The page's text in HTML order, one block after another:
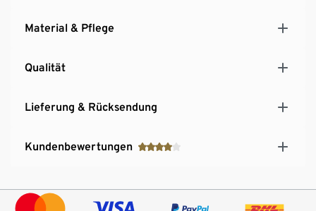
Material & Pflege
Qualität
Lieferung & Rücksendung
Kundenbewertungen